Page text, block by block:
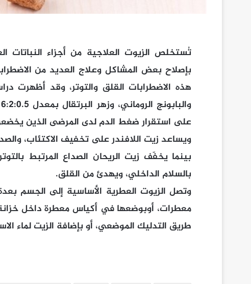
تُستخلص الزيوت العلاجية من أجزاء النباتات
بإصلاح بعض المشاكل وعلاج العديد من
هذه الاضطرابات القلق والتوتر، وقد أظهرت
على استقرار ضغط الدم لدى المرضى الذين
ويساعد زيت اللافندر على تخفيف الاكتئاب،
بينما يخفّف زيت الريحان الصداع المرتبط
بالسلام الداخلي، ويهدئ من القلق.
وتصل الزيوت العطرية الأساسية إلى الجسم
معطرات، أوبوضعها في أكياس معطرة داخل
طريق التدليك الموضعي، أو بإضافة الزيت لماء